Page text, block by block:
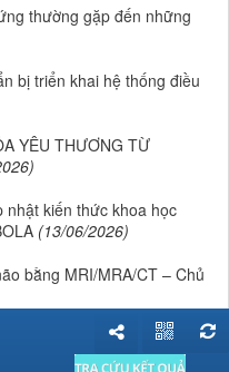
thường gặp đến những
bị triển khai hệ thống điều
YÊU THƯƠNG TỪ
nhật kiến thức khoa học
(13/06/2026)
bằng MRI/MRA/CT – Chủ
bộ máy lãnh đạo chủ